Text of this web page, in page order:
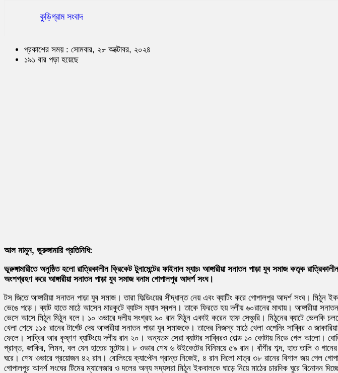
কুড়িগ্রাম সংবাদ
প্রকাশের সময় : সোমবার, ২৮ অক্টোবর, ২০২৪
১৯১ বার পড়া হয়েছে
আল মামুন, ভুরুঙ্গামারি প্রতিনিধি:
ভূরুঙ্গামারীতে অনুষ্ঠিত হলো রাত্রিকালীন ক্রিকেট টুনামেন্টের ফাইনাল ম্যাচ৷ আঙ্গারীয়া সনাতন পাড়া যুব সমাজ কতৃক
অংশগ্রহণ করে আঙ্গারীয়া সনাতন পাড়া যুব সমাজ বনাম গোপালপুর আদর্শ সংঘ।
টস জিতে আঙ্গারীয়া সনাতন পাড়া যুব সমাজ। তারা ফিল্ডিংয়ের সীদ্ধান্ত নেয় এবং ব্যাটিং করে গোপালপুর আদর্শ সংঘ। মিঠুন
ভেঙে পড়ে। ব্যাট হাতে মাঠে আসেন মারকুটে ব্যাটস ম্যান স্বপন। তাকে ফিরতে হয় দলীয় ৬০রানের মাথায়। আঙ্গারীয়া
ভেসে আসে মিঠুন মিঠুন বলে। ১০ ওভারে দলীয় সংগ্রহ ৯০ রান মিঠুন একাই করেন হাফ সেঞ্চুরি। মিঠুনের ব্যাটে ভেলকি
খেলা শেষে ১১৫ রানের টার্গেট দেয় আঙ্গারীয়া সনাতন পাড়া যুব সমাজকে। তাদের নিজস্ব মাঠে খেলা ওপেনিং সাব্বির ও
ফেলে। সাব্বির আর কৃষ্ণণ ব্যাটিংয়ে দলীয় রান ২০। অন্যতম সেরা ব্যাটার সাব্বিরও বোল্ড ১০ কোটায় নিভে গেল আলো।
প্রান্ত, জাকির, লিমন, বল যেন হাতের মুটোয়। ৮ ওভার শেষ ৬ উইকেটের বিনিময়ে ৫৯ রান। বাঁশীর শব্দ, হাত তালি ও
ঘরে। শেষ ওভারে প্রয়োজন ৪২ রান। বোলিংয়ে ক্যাপ্টেন প্রান্ত নিজেই, ৪ রান দিলো মাত্র ৩৮ রানের বিশাল জয় পেল
গোপালপুর আদর্শ সংঘের টিমের ম্যানেজার ও দলের অন্য সদ্যসরা মিঠুন ইকবালকে ঘাড়ে নিয়ে মাঠের চারদিক ঘুরে বিনোদন